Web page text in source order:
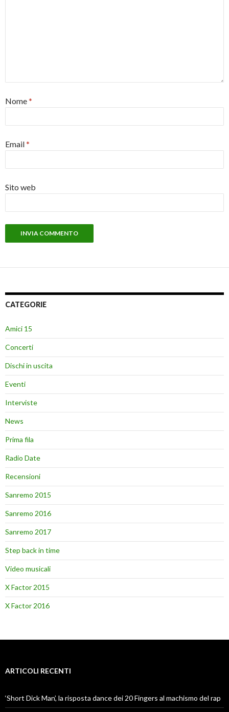
Nome*
Email*
Sito web
CATEGORIE
Amici 15
Concerti
Dischi in uscita
Eventi
Interviste
News
Prima fila
Radio Date
Recensioni
Sanremo 2015
Sanremo 2016
Sanremo 2017
Step back in time
Video musicali
X Factor 2015
X Factor 2016
ARTICOLI RECENTI
‘Short Dick Man’, la risposta dance dei 20 Fingers al machismo del rap